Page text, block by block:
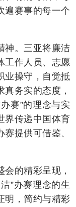
遍赛事的每一个
。三亚将廉洁
工作人员、志愿
业操守，自觉抵
务实的态度，
赛”的理念与实
界传递中国体育
提供可借鉴、
的精彩呈现，
”办赛理念的生
明，简约与精彩